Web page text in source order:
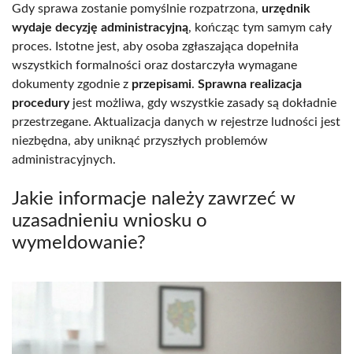
Gdy sprawa zostanie pomyślnie rozpatrzona, urzędnik
wydaje decyzję administracyjną, kończąc tym samym cały
proces. Istotne jest, aby osoba zgłaszająca dopełniła
wszystkich formalności oraz dostarczyła wymagane
dokumenty zgodnie z przepisami. Sprawna realizacja
proceduryjest możliwa, gdy wszystkie zasady są dokładnie
przestrzegane. Aktualizacja danych w rejestrze ludności jest
niezbędna, aby uniknąć przyszłych problemów
administracyjnych.
Jakie informacje należy zawrzeć w
uzasadnieniu wniosku o
wymeldowanie?